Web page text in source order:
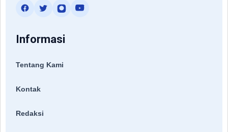
Informasi
Tentang Kami
Kontak
Redaksi